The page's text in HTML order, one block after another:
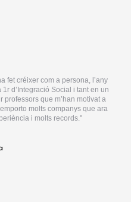
fet créixer com a persona, l’any
d’Integració Social i tant en un
professors que m’han motivat a
molts companys que ara
i molts records."